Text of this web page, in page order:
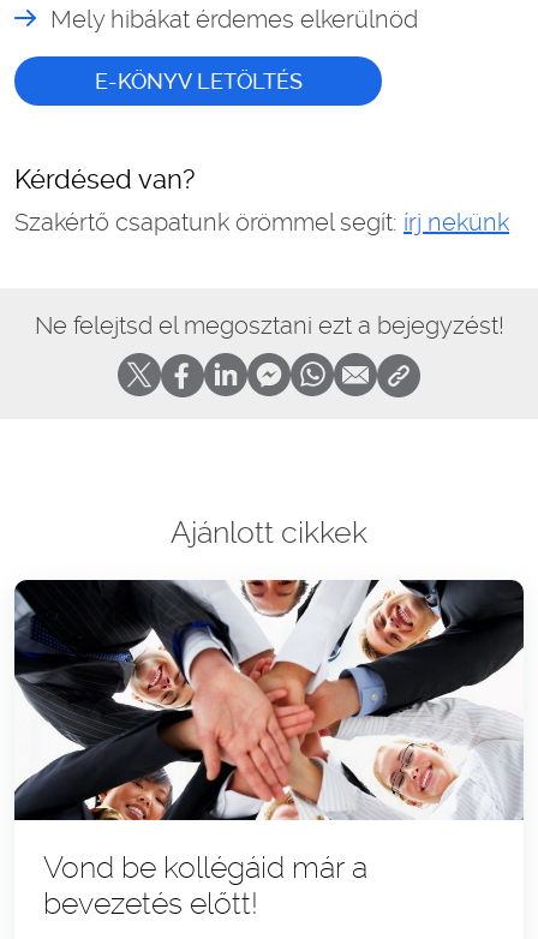
Mely hibákat érdemes elkerülnöd
E-KÖNYV LETÖLTÉS
Kérdésed van?
Szakértő csapatunk örömmel segít: írj nekünk
Ne felejtsd el megosztani ezt a bejegyzést!
Ajánlott cikkek
Vond be kollégáid már a
bevezetés előtt!